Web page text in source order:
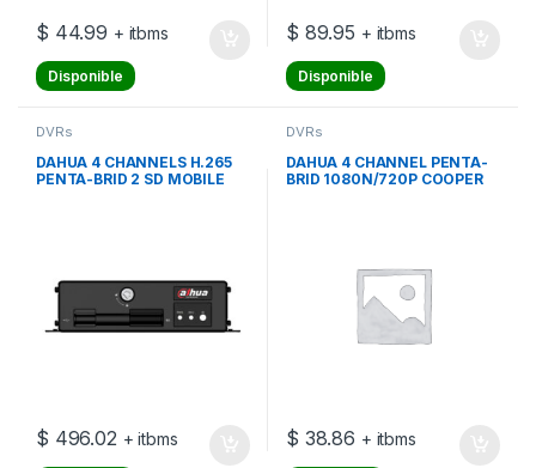
$ 44.99 + itbms
Disponible
$ 89.95 + itbms
Disponible
DVRs
DAHUA 4 CHANNELS H.265
PENTA-BRID 2 SD MOBILE
$ 496.02 + itbms
DVRs
DAHUA 4 CHANNEL PENTA-
BRID 1080N/720P COOPER
$ 38.86 + itbms